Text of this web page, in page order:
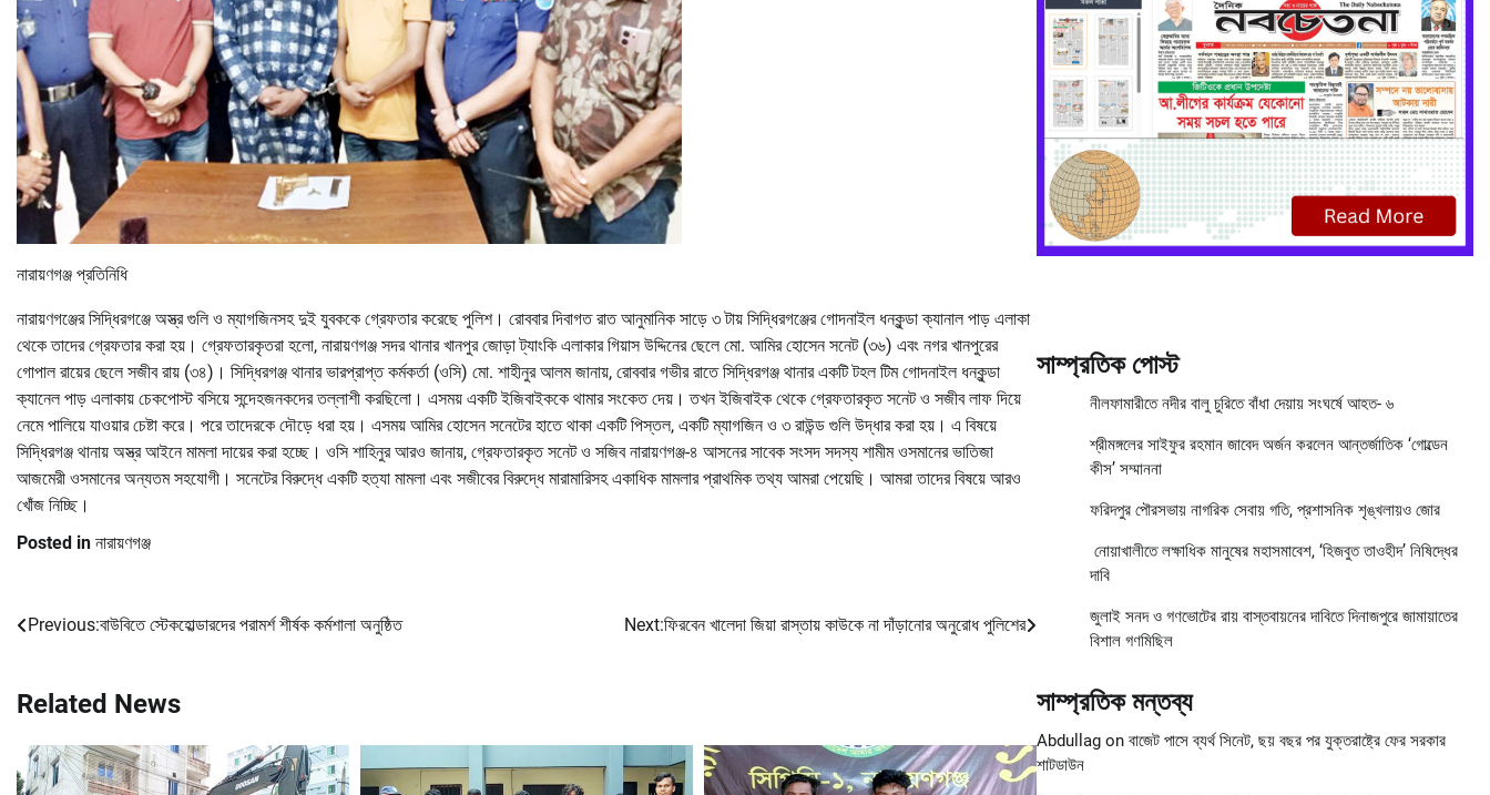
নারায়ণগঞ্জ প্রতিনিধি
নারায়ণগঞ্জের সিদ্ধিরগঞ্জে অস্ত্র গুলি ও ম্যাগজিনসহ দুই যুবককে গ্রেফতার করেছে পুলিশ। রোববার দিবাগত রাত আনুমানিক সাড়ে ৩ টায় সিদ্ধিরগঞ্জের গোদনাইল ধনকুন্ডা ক্যানাল পাড় এলাকা
থেকে তাদের গ্রেফতার করা হয়। গ্রেফতারকৃতরা হলো, নারায়ণগঞ্জ সদর থানার খানপুর জোড়া ট্যাংকি এলাকার গিয়াস উদ্দিনের ছেলে মো. আমির হোসেন সনেট (৩৬) এবং নগর খানপুরের
গোপাল রায়ের ছেলে সজীব রায় (৩৪)। সিদ্ধিরগঞ্জ থানার ভারপ্রাপ্ত কর্মকর্তা (ওসি) মো. শাহীনুর আলম জানায়, রোববার গভীর রাতে সিদ্ধিরগঞ্জ থানার একটি টহল টিম গোদনাইল ধনকুন্ডা
ক্যানেল পাড় এলাকায় চেকপোস্ট বসিয়ে সন্দেহজনকদের তল্লাশী করছিলো। এসময় একটি ইজিবাইককে থামার সংকেত দেয়। তখন ইজিবাইক থেকে গ্রেফতারকৃত সনেট ও সজীব লাফ দিয়ে
নেমে পালিয়ে যাওয়ার চেষ্টা করে। পরে তাদেরকে দৌড়ে ধরা হয়। এসময় আমির হোসেন সনেটের হাতে থাকা একটি পিস্তল, একটি ম্যাগজিন ও ৩ রাউন্ড গুলি উদ্ধার করা হয়। এ বিষয়ে
সিদ্ধিরগঞ্জ থানায় অস্ত্র আইনে মামলা দায়ের করা হচ্ছে। ওসি শাহিনুর আরও জানায়, গ্রেফতারকৃত সনেট ও সজিব নারায়ণগঞ্জ-৪ আসনের সাবেক সংসদ সদস্য শামীম ওসমানের ভাতিজা
আজমেরী ওসমানের অন্যতম সহযোগী। সনেটের বিরুদ্ধে একটি হত্যা মামলা এবং সজীবের বিরুদ্ধে মারামারিসহ একাধিক মামলার প্রাথমিক তথ্য আমরা পেয়েছি। আমরা তাদের বিষয়ে আরও
খোঁজ নিচ্ছি।
Posted in নারায়ণগঞ্জ
Post
Previous:বাউবিতে স্টেকহোল্ডারদের পরামর্শ শীর্ষক কর্মশালা অনুষ্ঠিত Next:ফিরবেন খালেদা জিয়া রাস্তায় কাউকে না দাঁড়ানোর অনুরোধ পুলিশের
Related News
সাম্প্রতিক পোস্ট
নীলফামারীতে নদীর বালু চুরিতে বাঁধা দেয়ায় সংঘর্ষে আহত- ৬
শ্রীমঙ্গলের সাইফুর রহমান জাবেদ অর্জন করলেন আন্তর্জাতিক ‘গোল্ডেন
কীস’ সম্মাননা
ফরিদপুর পৌরসভায় নাগরিক সেবায় গতি, প্রশাসনিক শৃঙ্খলায়ও জোর
নোয়াখালীতে লক্ষাধিক মানুষের মহাসমাবেশ, ‘হিজবুত তাওহীদ’ নিষিদ্ধের
দাবি
জুলাই সনদ ও গণভোটের রায় বাস্তবায়নের দাবিতে দিনাজপুরে জামায়াতের
বিশাল গণমিছিল
সাম্প্রতিক মন্তব্য
Abdullagon বাজেট পাসে ব্যর্থ সিনেট, ছয় বছর পর যুক্তরাষ্ট্রে ফের সরকার
শাটডাউন